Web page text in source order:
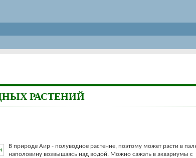
РАСТЕНИЙ
В природе Аир - полуводное растение, поэтому может расти в
наполовину возвышаясь над водой. Можно сажать в аквариумы с